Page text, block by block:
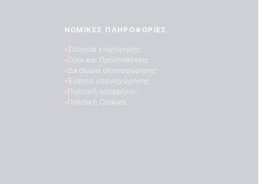
ΝΟΜΙΚΈΣ ΠΛΗΡΟΦΟΡΊΕΣ
Στοιχεία επιχείρησης
Όροι και Προϋποθέσεις
Δικαίωμα υπαναχώρησης
Έντυπο υπαναχώρησης
Πολιτική απορρήτου
Πολιτική Cookies